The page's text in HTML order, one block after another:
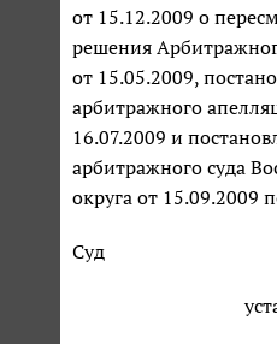
от 15.12.2009 о
решения
от 15.05.2009,
арбитражного
16.07.2009 и
арбитражного суда
округа от 15.09.2009
Суд